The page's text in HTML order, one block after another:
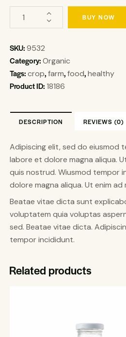
BUY NOW
SKU:9532
Category:Organic
Tags:crop,farm,food,healthy
Product ID:18186
DESCRIPTION REVIEWS (0)
Adipiscing elit, sed do eiusmod
labore et dolore magna aliqua.
quis nostrud. Wiusmod tempor
dolore magna aliqua. Ut enim ad
Beatae vitae dicta sunt
voluptatem quia voluptas
sed. Beatae vitae dicta.
tempor incididunt.
Related products